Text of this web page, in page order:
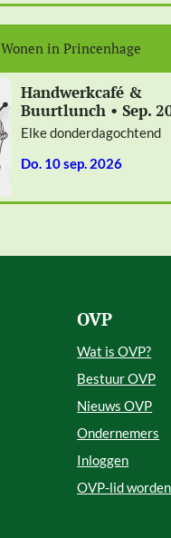
Wonen in Princenhage
Handwerkcafé &
Buurtlunch • Sep.
Elke donderdagochtend
do. 10 sep. 2026
OVP
Wat is OVP?
Bestuur OVP
Nieuws OVP
Ondernemers
Inloggen
OVP-lid